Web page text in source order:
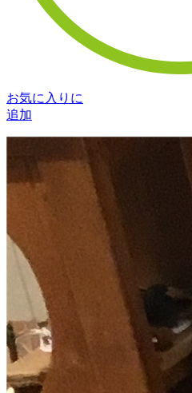
お気に入りに
追加